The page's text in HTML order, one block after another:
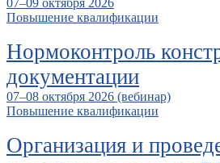
Повышение квалификации
Нормоконтроль
документации
07–08 октября 2026 (вебинар)
Повышение квалификации
Организация и